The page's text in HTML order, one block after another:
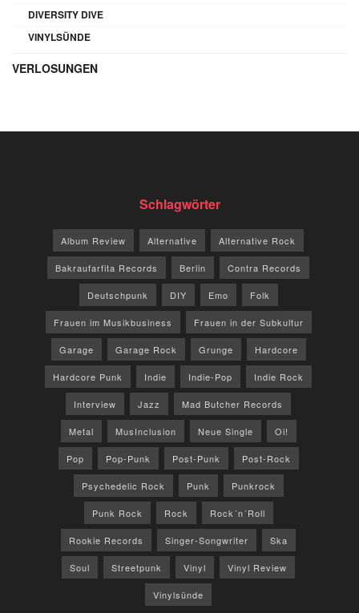
DIVERSITY DIVE
VINYLSÜNDE
VERLOSUNGEN
Schlagwörter
Album Review Alternative Alternative Rock
Bakraufarfita Records Berlin Contra Records
Deutschpunk DIY Emo Folk
Frauen im Musikbusiness Frauen in der Subkultur
Garage Garage Rock Grunge Hardcore
Hardcore Punk Indie Indie-Pop Indie Rock
Interview Jazz Mad Butcher Records
Metal MusInclusion Neue Single Oi!
Pop Pop-Punk Post-Punk Post-Rock
Psychedelic Rock Punk Punkrock
Punk Rock Rock Rock´n´Roll
Rookie Records Singer-Songwriter Ska
Soul Streetpunk Vinyl Vinyl Review
Vinylsünde